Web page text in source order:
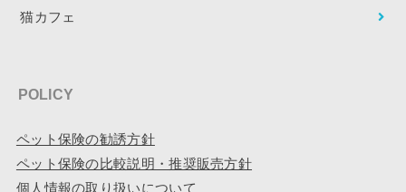
猫カフェ
POLICY
ペット保険の勧誘方針
ペット保険の比較説明・推奨販売方針
個人情報の取り扱いについて